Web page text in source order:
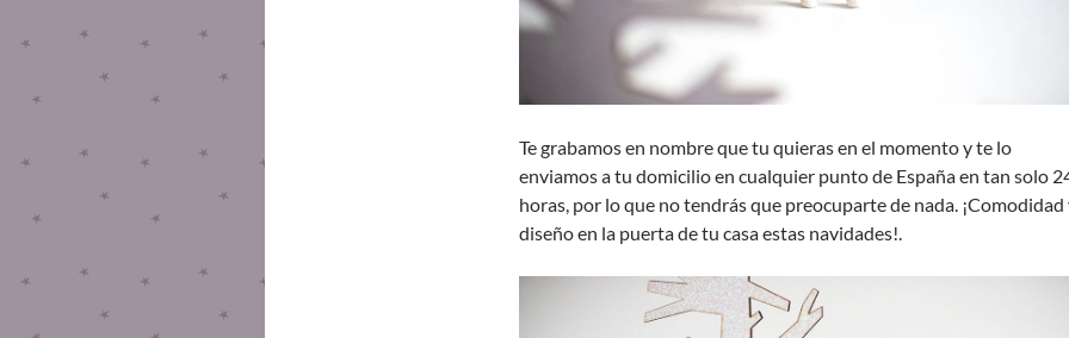
Te grabamos en nombre que tu quieras en el momento y te lo
enviamos a tu domicilio en cualquier punto de España en tan solo
horas, por lo que no tendrás que preocuparte de nada. ¡Comodidad
diseño en la puerta de tu casa estas navidades!.